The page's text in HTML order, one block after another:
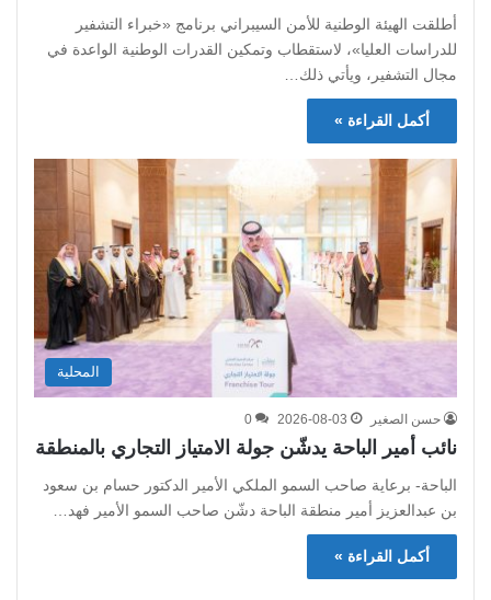
أطلقت الهيئة الوطنية للأمن السيبراني برنامج «خبراء التشفير
للدراسات العليا»، لاستقطاب وتمكين القدرات الوطنية الواعدة في
مجال التشفير، ويأتي ذلك…
أكمل القراءة »
المحلية
حسن الصغير 2026-08-03
0
نائب أمير الباحة يدشّن جولة الامتياز التجاري بالمنطقة
الباحة- برعاية صاحب السمو الملكي الأمير الدكتور حسام بن سعود
بن عبدالعزيز أمير منطقة الباحة دشّن صاحب السمو الأمير فهد…
أكمل القراءة »